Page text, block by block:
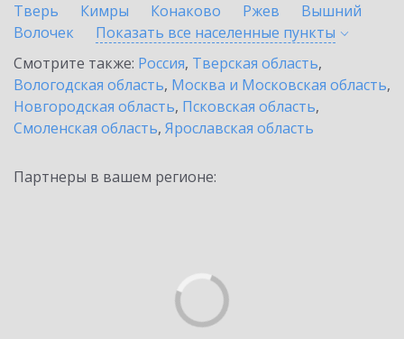
Тверь
Кимры Конаково Ржев
Вышний
Волочек
Показать все населенные пункты
Смотрите также: Россия, Тверская область,
Вологодская область, Москва и Московская область,
Новгородская область, Псковская область,
Смоленская область, Ярославская область
Партнеры в вашем регионе: